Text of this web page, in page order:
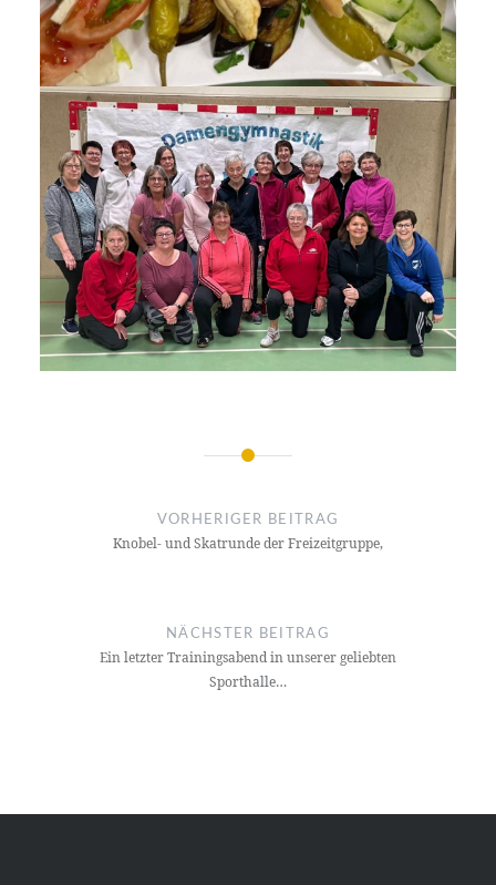
Beitragsnavigation
VORHERIGER BEITRAG
Knobel- und Skatrunde der Freizeitgruppe,
NÄCHSTER BEITRAG
Ein letzter Trainingsabend in unserer geliebten
Sporthalle…